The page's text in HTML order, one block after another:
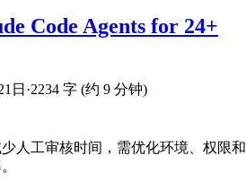
Code Agents for 24+
日 ·2234 字 (约 9 分钟)
人工审核时间，需优化环境、权限和